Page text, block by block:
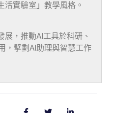
活實驗室」教學風格。
展，推動AI工具於科研、
，擘劃AI助理與智慧工作